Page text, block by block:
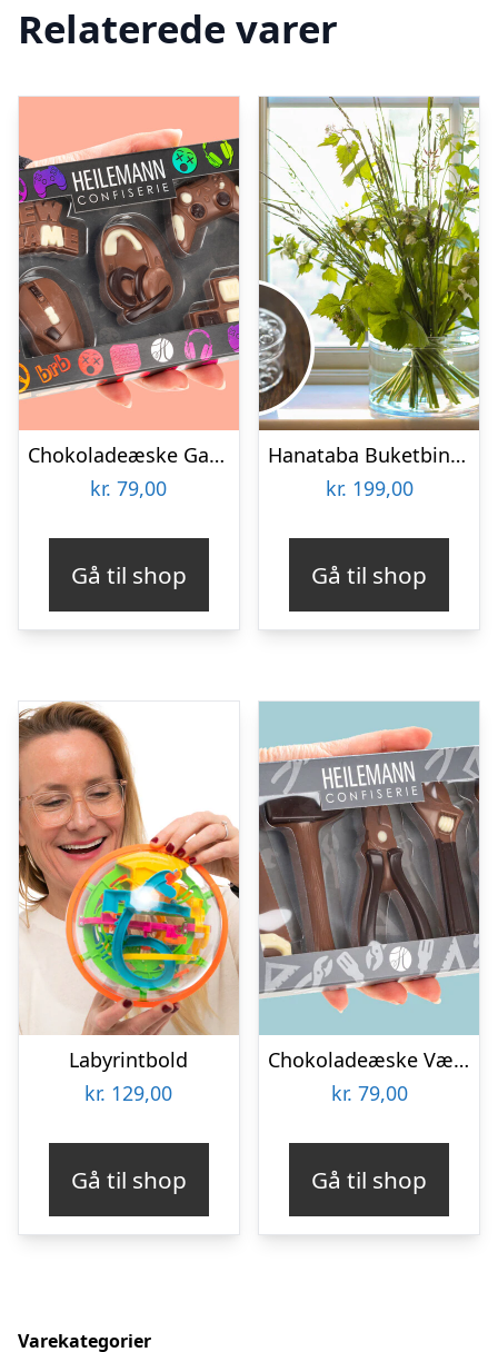
Relaterede varer
Chokoladeæske Gaming
kr. 79,00
Gå til shop
Hanataba Buketbinder
kr. 199,00
Gå til shop
Labyrintbold
kr. 129,00
Gå til shop
Chokoladeæske Værktøj
kr. 79,00
Gå til shop
Varekategorier